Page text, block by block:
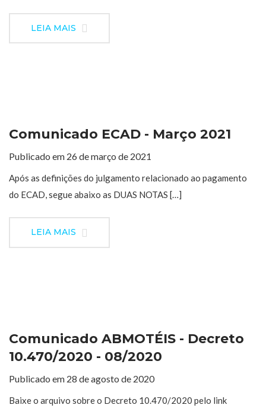
LEIA MAIS
Comunicado ECAD - Março 2021
Publicado em 26 de março de 2021
Após as definições do julgamento relacionado ao pagamento
do ECAD, segue abaixo as DUAS NOTAS […]
LEIA MAIS
Comunicado ABMOTÉIS - Decreto
10.470/2020 - 08/2020
Publicado em 28 de agosto de 2020
Baixe o arquivo sobre o Decreto 10.470/2020 pelo link